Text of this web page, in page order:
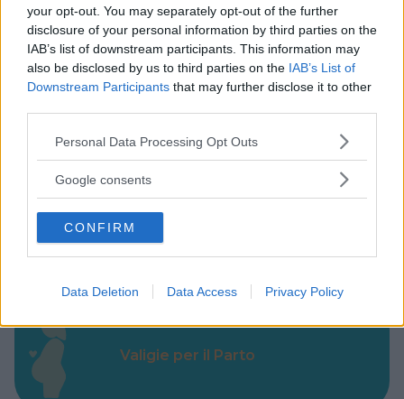
your opt-out. You may separately opt-out of the further
disclosure of your personal information by third parties on the
IAB’s list of downstream participants. This information may
also be disclosed by us to third parties on the IAB’s List of
Downstream Participants that may further disclose it to other
Please note that this website/app uses one or more Google
not limited to your visit or usage behaviour. You may click to
use your data for below specified purposes in below Google
consent section.
Personal Data Processing Opt Outs
Google consents
CONFIRM
Data Deletion Data Access Privacy Policy
Cerca altre strutture
Alberghi
Valigie per il Parto